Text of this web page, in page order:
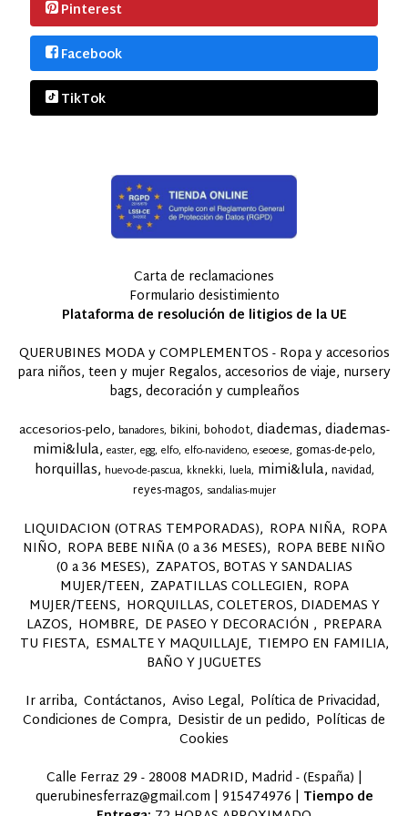
Pinterest
Facebook
TikTok
Carta de reclamaciones
Formulario desistimiento
Plataforma de resolución de litigios de la UE
QUERUBINES MODA y COMPLEMENTOS - Ropa y accesorios
para niños, teen y mujer Regalos, accesorios de viaje, nursery
bags, decoración y cumpleaños
accesorios-pelo banadores bikini bohodot diademas diademas-
mimi&lula easter egg elfo elfo-navideno eseoese gomas-de-pelo
horquillas huevo-de-pascua kknekki luela mimi&lula navidad
reyes-magos sandalias-mujer
LIQUIDACION (OTRAS TEMPORADAS) ROPA NIÑA ROPA
NIÑO ROPA BEBE NIÑA (0 a 36 MESES) ROPA BEBE NIÑO
(0 a 36 MESES) ZAPATOS, BOTAS Y SANDALIAS
MUJER/TEEN ZAPATILLAS COLLEGIEN ROPA
MUJER/TEENS HORQUILLAS, COLETEROS, DIADEMAS Y
LAZOS HOMBRE DE PASEO Y DECORACIÓN
PREPARA
TU FIESTA ESMALTE Y MAQUILLAJE TIEMPO EN FAMILIA,
BAÑO Y JUGUETES
Ir arriba Contáctanos Aviso Legal Política de Privacidad
Condiciones de Compra Desistir de un pedido Políticas de
Cookies
Calle Ferraz 29 - 28008 MADRID, Madrid - (España) |
querubinesferraz@gmail.com | 915474976 | Tiempo de